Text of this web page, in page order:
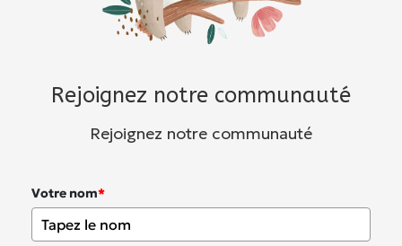
Rejoignez notre communauté
Rejoignez notre communauté
Votre nom*